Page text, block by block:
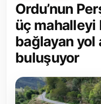
Yerel Yönetimler
Mülki İdare
Toplum ve Yaşam
Sivil Toplum Kuruluşları
Ordu’nun
üç
bağlayan yol
buluşuyor